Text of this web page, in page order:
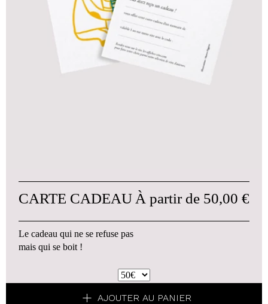
CARTE CADEAU À partir de 50,00 €
Le cadeau qui ne se refuse pas
mais qui se boit !
AJOUTER AU PANIER